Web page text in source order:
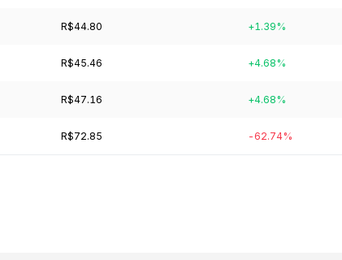
R$44.80 +1.39%
R$45.46 +4.68%
R$47.16 +4.68%
R$72.85 -62.74%